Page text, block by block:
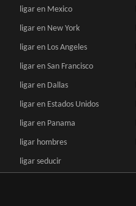
ligar en Mexico
ligar en New York
ligar en Los Angeles
ligar en San Francisco
ligar en Dallas
ligar en Estados Unidos
ligar en Panama
ligar hombres
ligar seducir